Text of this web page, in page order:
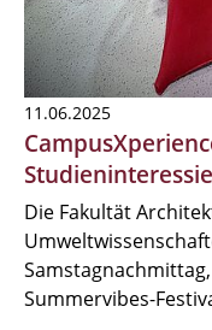
11.06.2025
Die Fakultät
Summervibes-